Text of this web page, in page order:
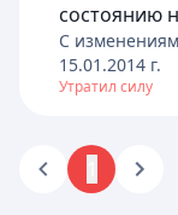
состоянию
C
15.01.2014 г.
Утратил силу